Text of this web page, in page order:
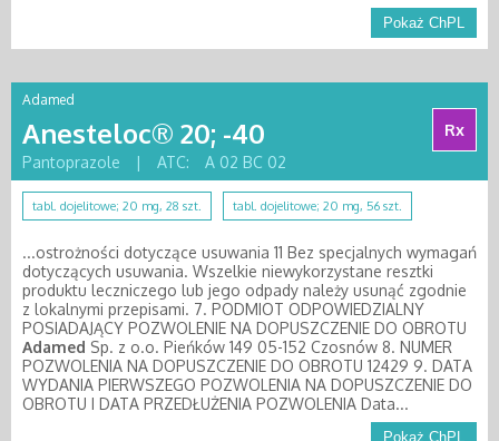
Pokaż ChPL
Adamed
Anesteloc® 20; -40
Rx
Pantoprazole
| ATC: A 02 BC 02
tabl. dojelitowe; 20 mg, 28 szt. tabl. dojelitowe; 20 mg, 56 szt.
...ostrożności dotyczące usuwania 11 Bez specjalnych wymagań
dotyczących usuwania. Wszelkie niewykorzystane resztki
produktu leczniczego lub jego odpady należy usunąć zgodnie
z lokalnymi przepisami. 7. PODMIOT ODPOWIEDZIALNY
POSIADAJĄCY POZWOLENIE NA DOPUSZCZENIE DO OBROTU
Adamed Sp. z o.o. Pieńków 149 05-152 Czosnów 8. NUMER
POZWOLENIA NA DOPUSZCZENIE DO OBROTU 12429 9. DATA
WYDANIA PIERWSZEGO POZWOLENIA NA DOPUSZCZENIE DO
OBROTU I DATA PRZEDŁUŻENIA POZWOLENIA Data...
Pokaż ChPL